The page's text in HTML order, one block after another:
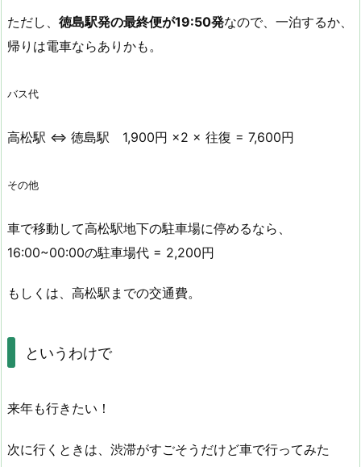
ただし、 徳島駅発の最終便が19:50発なので、一泊するか、
帰りは電車ならありかも。
バス代
高松駅 ⇔ 徳島駅 1,900円 ×2 × 往復 = 7,600円
その他
車で移動して高松駅地下の駐車場に停めるなら、
16:00~00:00の駐車場代 = 2,200円
もしくは、高松駅までの交通費。
というわけで
来年も行きたい！
次に行くときは、渋滞がすごそうだけど車で行ってみた